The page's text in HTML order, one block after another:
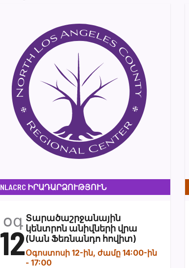
NLACRC ԻՐԱԴԱՐՁՈՒԹՅՈՒՆ
օգ
12
Տարածաշրջանային
կենտրոն անիվների վրա
(Սան Ֆեռնանդո հովիտ)
Օգոստոսի 12-ին, ժամը 14:00-ին
- 17:00